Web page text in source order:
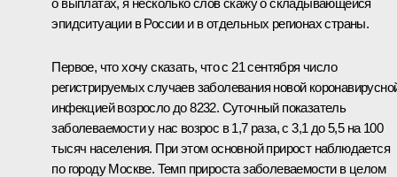
эпидситуации в России и в отдельных регионах страны.
Первое, что хочу сказать, что с 21 сентября число
регистрируемых случаев заболевания новой
инфекцией возросло до 8232. Суточный показатель
заболеваемости у нас возрос в 1,7 раза, с 3,1 до 5,5 на 100
тысяч населения. При этом основной прирост наблюдается
по городу Москве. Темп прироста заболеваемости в целом